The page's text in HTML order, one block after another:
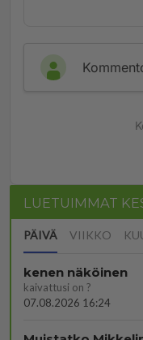
LUETUIMMAT
PÄIVÄ VIIKKO
kenen näköinen
kaivattusi on ?
07.08.2026 16:24